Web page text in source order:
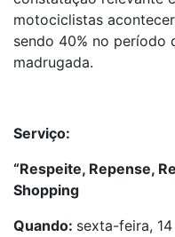
motociclistas
sendo 40% no período
madrugada.
Serviço:
“Respeite, Repense,
Shopping
Quando: sexta-feira,